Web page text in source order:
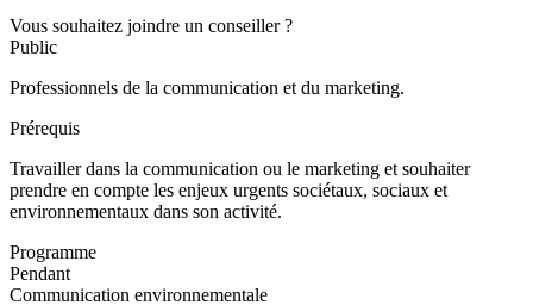
Vous souhaitez joindre un conseiller ?
Public
Professionnels de la communication et du marketing.
Prérequis
Travailler dans la communication ou le marketing et souhaiter
prendre en compte les enjeux urgents sociétaux, sociaux et
environnementaux dans son activité.
Programme
Pendant
Communication environnementale